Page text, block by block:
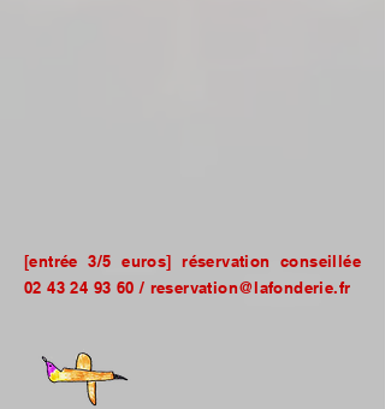
[entrée 3/5 euros] réservation conseillée
02 43 24 93 60 / reservation@lafonderie.fr